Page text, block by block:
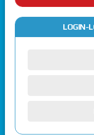
LOGIN-